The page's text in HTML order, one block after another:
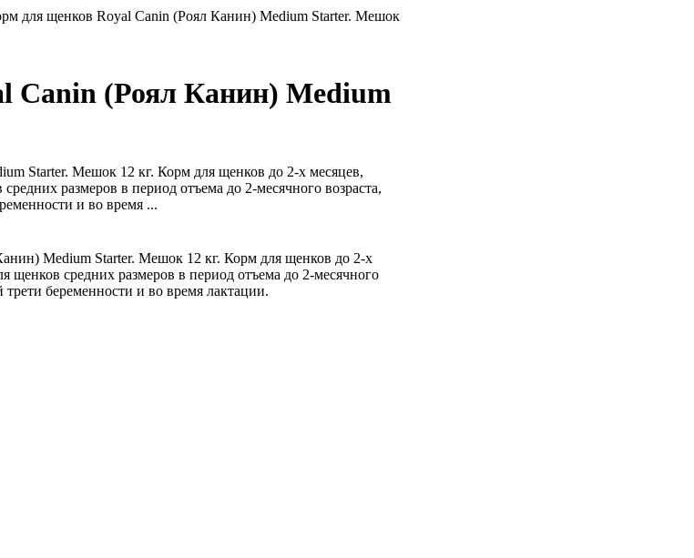
для щенков Royal Canin (Роял Канин) Medium Starter. Мешок
Canin (Роял Канин) Medium
Starter. Мешок 12 кг. Корм для щенков до 2-х месяцев,
размеров в период отъема до 2-месячного возраста,
и во время ...
Medium Starter. Мешок 12 кг. Корм для щенков до 2-х
средних размеров в период отъема до 2-месячного
беременности и во время лактации.